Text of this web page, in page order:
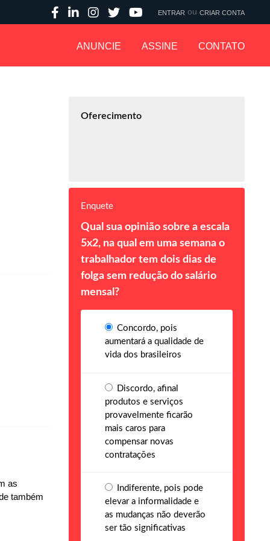
ANUNCIE ASSINE CONTATO
ENTRAR ou CRIAR CONTA
as
também
Oferecimento
Enquete
Qual sua opinião sobre a escala
5x2, na qual em uma semana o
trabalhador tem dois dias de
folga sem redução do salário
mensal?
Concordo, pois
aumentará a qualidade de
vida dos brasileiros
Discordo, afinal
produtos e serviços
provavelmente ficarão
mais caros para
compensar novas
contratações
Indiferente, pois pode
elevar a informalidade e
as mudanças não deverão
ser tão significativas